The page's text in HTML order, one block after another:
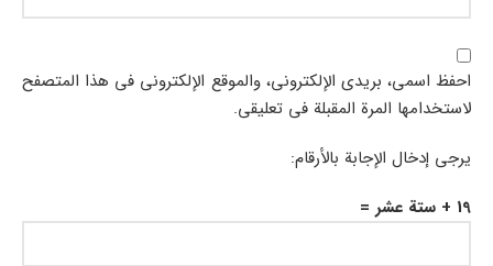
احفظ اسمي، بريدي الإلكتروني، والموقع الإلكتروني في هذا المتصفح
لاستخدامها المرة المقبلة في تعليقي.
يرجى إدخال الإجابة بالأرقام:
19 + ستة عشر =